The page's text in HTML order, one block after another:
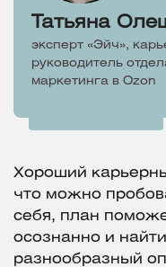
Татьяна
эксперт «Эйч»,
руководитель
маркетинга в Ozon
Хороший
что можно
себя, план
осознанно и
разнообразный